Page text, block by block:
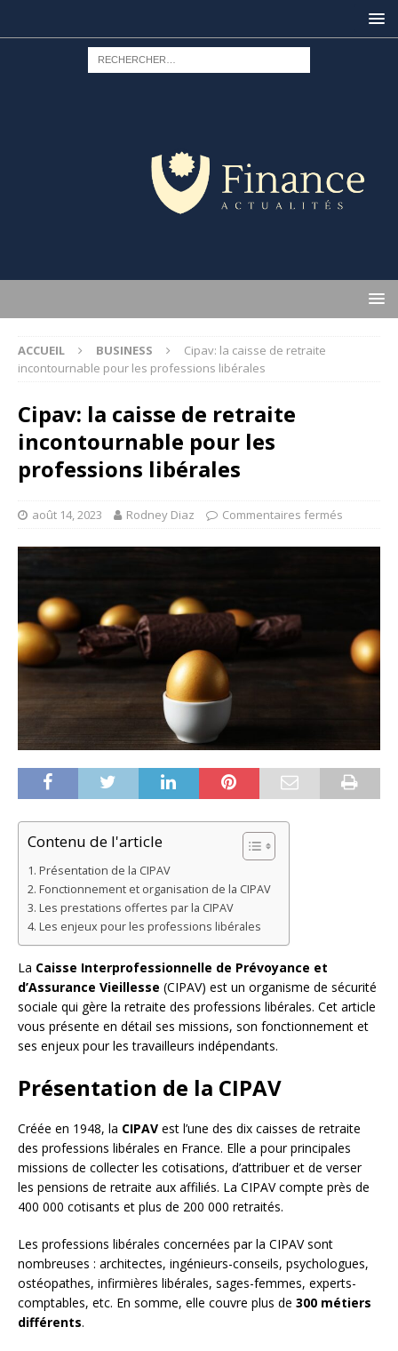
ACCUEIL BUSINESS
Cipav: la caisse de retraite
incontournable pour les professions libérales
Cipav: la caisse de retraite
incontournable pour les
professions libérales
août 14, 2023 Rodney Diaz Commentaires fermés
Contenu de l'article
Présentation de la CIPAV
Fonctionnement et organisation de la CIPAV
Les prestations offertes par la CIPAV
Les enjeux pour les professions libérales
La Caisse Interprofessionnelle de Prévoyance et
d’Assurance Vieillesse (CIPAV) est un organisme de sécurité
sociale qui gère la retraite des professions libérales. Cet article
vous présente en détail ses missions, son fonctionnement et
ses enjeux pour les travailleurs indépendants.
Présentation de la CIPAV
Créée en 1948, la CIPAV est l’une des dix caisses de retraite
des professions libérales en France. Elle a pour principales
missions de collecter les cotisations, d’attribuer et de verser
les pensions de retraite aux affiliés. La CIPAV compte près de
400 000 cotisants et plus de 200 000 retraités.
Les professions libérales concernées par la CIPAV sont
nombreuses : architectes, ingénieurs-conseils, psychologues,
ostéopathes, infirmières libérales, sages-femmes, experts-
comptables, etc. En somme, elle couvre plus de 300 métiers
différents.